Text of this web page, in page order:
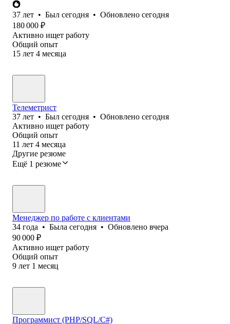
37 лет • Был сегодня • Обновлено сегодня
180 000 ₽
Активно ищет работу
Общий опыт
15 лет 4 месяца
Телеметрист
37 лет • Был сегодня • Обновлено сегодня
Активно ищет работу
Общий опыт
11 лет 4 месяца
Другие резюме
Ещё 1 резюме
Менеджер по работе с клиентами
34 года • Была сегодня • Обновлено вчера
90 000 ₽
Активно ищет работу
Общий опыт
9 лет 1 месяц
Программист (PHP/SQL/C#)